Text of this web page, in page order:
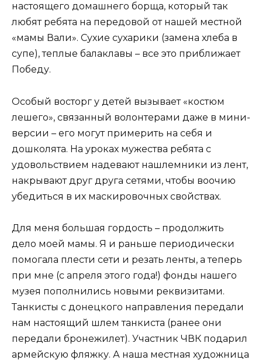
настоящего домашнего борща, который так
любят ребята на передовой от нашей местной
«мамы Вали». Сухие сухарики (замена хлеба в
супе), теплые балаклавы – все это приближает
Победу.
Особый восторг у детей вызывает «костюм
лешего», связанный волонтерами даже в мини-
версии – его могут примерить на себя и
дошколята. На уроках мужества ребята с
удовольствием надевают нашлемники из лент,
накрывают друг друга сетями, чтобы воочию
убедиться в их маскировочных свойствах.
Для меня большая гордость – продолжить
дело моей мамы. Я и раньше периодически
помогала плести сети и резать ленты, а теперь
при мне (с апреля этого года!) фонды нашего
музея пополнились новыми реквизитами.
Танкисты с донецкого направления передали
нам настоящий шлем танкиста (ранее они
передали бронежилет). Участник ЧВК подарил
армейскую фляжку. А наша местная художница